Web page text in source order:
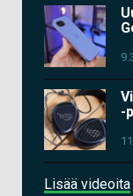
-
Lisää videoita